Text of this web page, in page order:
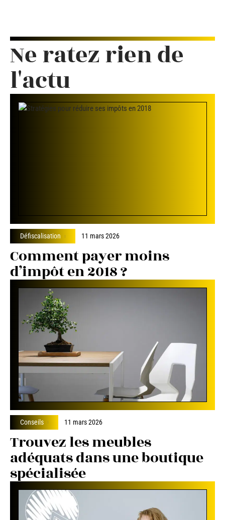
Ne ratez rien de
l'actu
Défiscalisation 11 mars 2026
Comment payer moins
d’impôt en 2018 ?
Conseils 11 mars 2026
Trouvez les meubles
adéquats dans une boutique
spécialisée